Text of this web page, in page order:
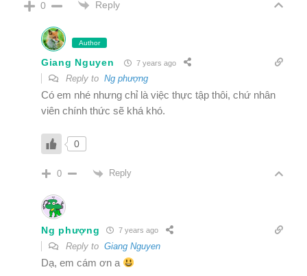
0 Reply
Author
Giang Nguyen 7 years ago
Reply toNg phượng
Có em nhé nhưng chỉ là việc thực tập thôi, chứ nhân
viên chính thức sẽ khá khó.
0
0 Reply
Ng phượng 7 years ago
Reply toGiang Nguyen
Dạ, em cám ơn a